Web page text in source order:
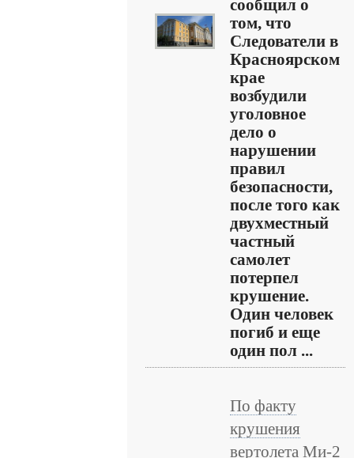
сообщил о
том, что
Следователи в
Красноярском
крае
возбудили
уголовное
дело о
нарушении
правил
безопасности,
после того как
двухместный
частный
самолет
потерпел
крушение.
Один человек
погиб и еще
один пол ...
По факту
крушения
вертолета Ми-2